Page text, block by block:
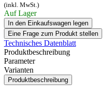
(inkl. MwSt.)
Auf Lager
In den Einkaufswagen legen
Eine Frage zum Produkt stellen
Technisches Datenblatt
Produktbeschreibung
Parameter
Varianten
Produktbeschreibung